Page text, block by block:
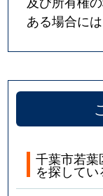
ある場合に
千葉市若
を探してい